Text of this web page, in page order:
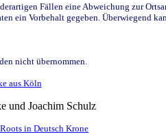
Fällen eine Abweichung zur
ein Vorbehalt gegeben. Überwiegend
nicht übernommen.
aus Köln
und Joachim Schulz
in Deutsch Krone